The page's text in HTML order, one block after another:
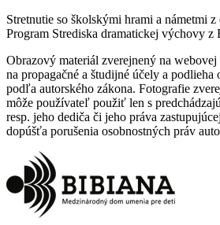
Stretnutie so školskými hrami a námetmi
Program Strediska dramatickej výchovy z
Obrazový materiál zverejnený na
na propagačné a študijné účely a podlieha
podľa autorského zákona. Fotografie
môže používateľ použiť len s
resp. jeho dediča či jeho práva
dopúšťa porušenia osobnostných práv